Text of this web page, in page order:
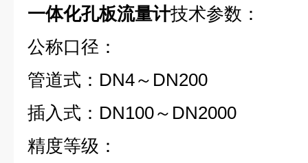
一体化孔板流量计技术参数：
公称口径：
管道式：DN4～DN200
插入式：DN100～DN2000
精度等级：